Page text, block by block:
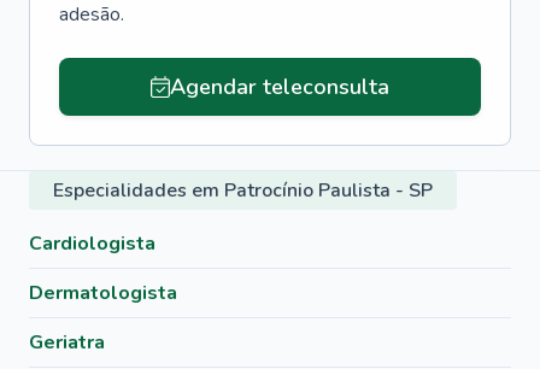
adesão.
Agendar teleconsulta
Especialidades em Patrocínio Paulista - SP
Cardiologista
Dermatologista
Geriatra